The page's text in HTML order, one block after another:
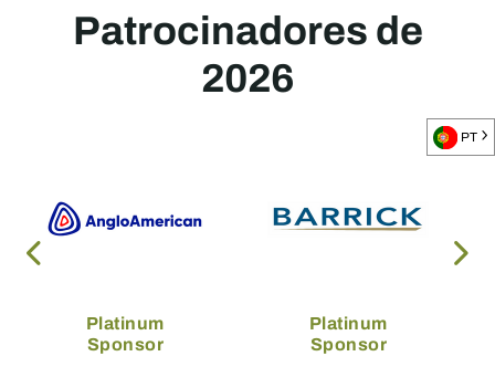
Patrocinadores de
2026
Platinum
Sponsor
Platinum
Sponsor
PT